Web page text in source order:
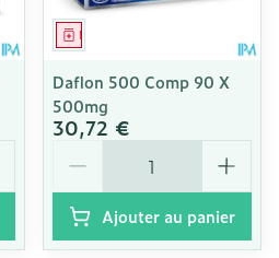
Médicament
Daflon 500 Comp 90 X
500mg
30,72 €
Ajouter au panier